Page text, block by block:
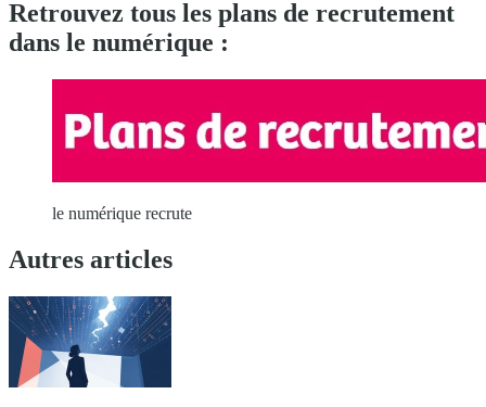
Retrouvez tous les plans de recrutement
dans le numérique :
le numérique recrute
Autres articles